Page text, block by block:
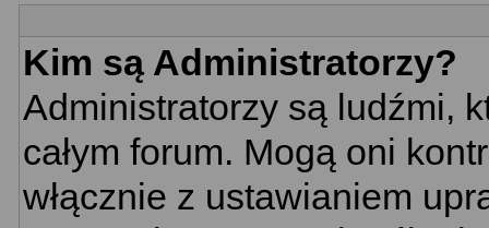
Kim są Administratorzy?
Administratorzy są ludźmi,
całym forum. Mogą oni
włącznie z ustawianiem